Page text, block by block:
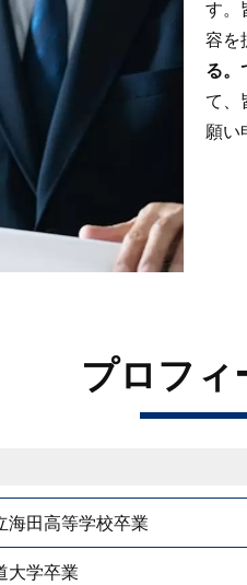
す。
容を
る。
て、
願い
プロフィ
海田高等学校卒業
大学卒業